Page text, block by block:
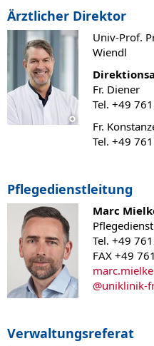
Ärztlicher Direktor
Univ-Prof.
Wiendl
Fr. Diener
Tel. +49
Fr.
Tel. +49
Pflegedienstleitung
Marc
Tel. +49
FAX +49
marc.mielke
@uniklinik-
Verwaltungsreferat